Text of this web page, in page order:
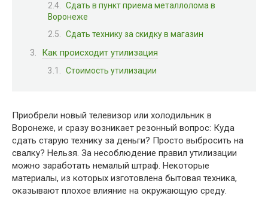
Сдать в пункт приема металлолома в
Воронеже
Сдать технику за скидку в магазин
Как происходит утилизация
Стоимость утилизации
Приобрели новый телевизор или холодильник в
Воронеже, и сразу возникает резонный вопрос: Куда
сдать старую технику за деньги? Просто выбросить на
свалку? Нельзя. За несоблюдение правил утилизации
можно заработать немалый штраф. Некоторые
материалы, из которых изготовлена бытовая техника,
оказывают плохое влияние на окружающую среду.